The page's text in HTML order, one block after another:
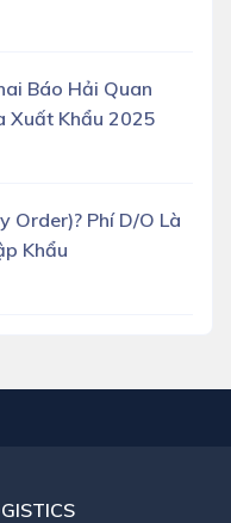
Báo Hải Quan
Xuất Khẩu 2025
Order)? Phí D/O Là
Khẩu